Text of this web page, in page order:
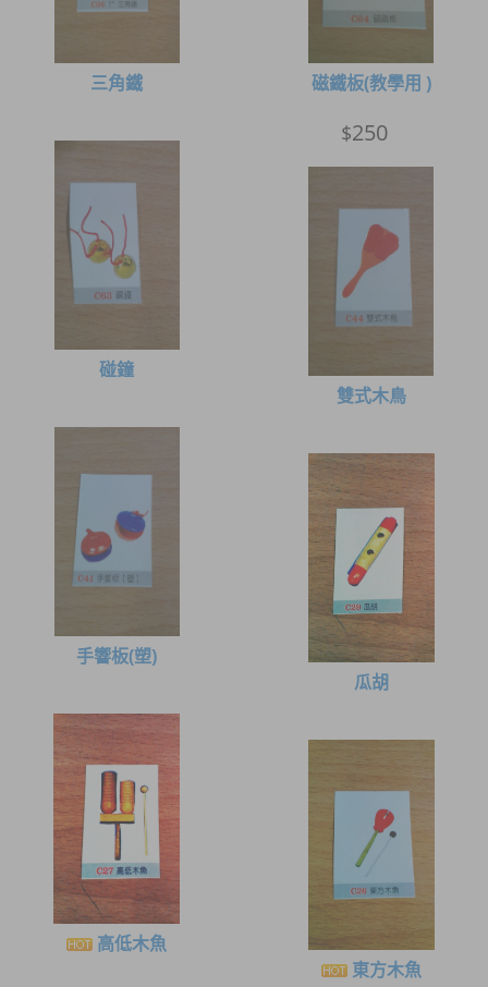
三角鐵 磁鐵板(教學用 )
$250
碰鐘
雙式木鳥
手響板(塑)
瓜胡
高低木魚
東方木魚